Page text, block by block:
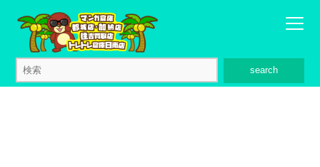
search